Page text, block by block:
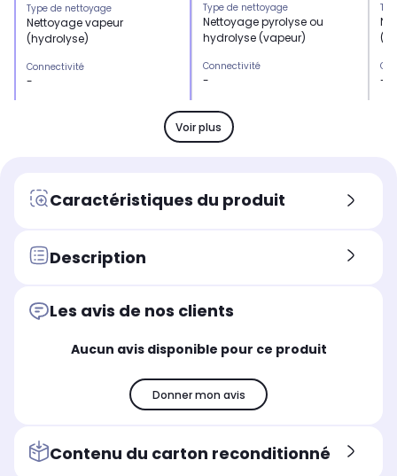
Type de nettoyage
Nettoyage vapeur
(hydrolyse)
Connectivité
-
Encastrement
Encastrement spécifique
Type de nettoyage
Nettoyage pyrolyse ou
hydrolyse (vapeur)
Connectivité
-
Type de porte
Porte froide
Encastrement
Encastrement standard
-
Voir plus
Caractéristiques du produit
Description
Les avis de nos clients
Aucun avis disponible pour ce produit
Donner mon avis
Contenu du carton reconditionné